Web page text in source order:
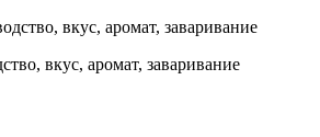
вкус, аромат, заваривание